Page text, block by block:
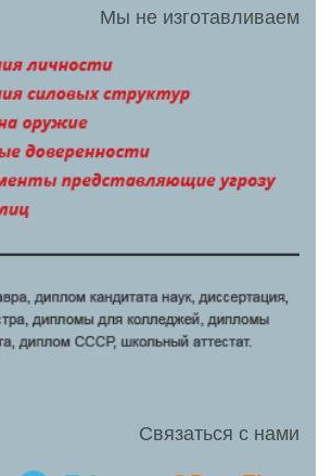
Мы не изготавливаем
Связаться с нами